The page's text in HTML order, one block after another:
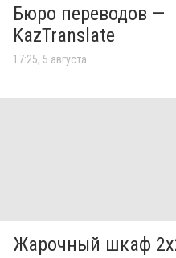
Бюро переводов —
KazTranslate
17:25, 5 августа
Жарочный шкаф